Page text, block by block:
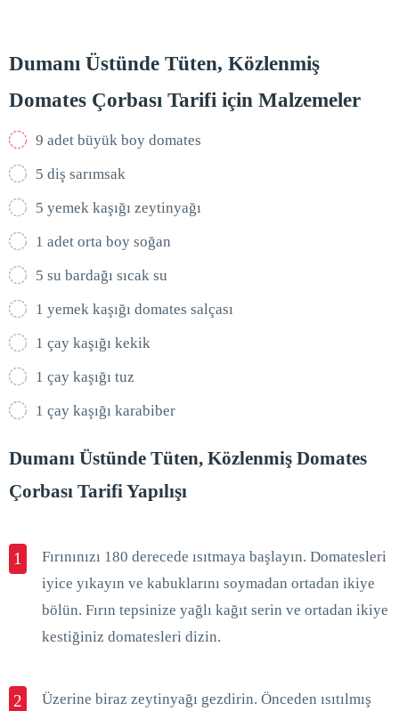
Dumanı Üstünde Tüten, Közlenmiş
Domates Çorbası Tarifi için Malzemeler
9 adet büyük boy domates
5 diş sarımsak
5 yemek kaşığı zeytinyağı
1 adet orta boy soğan
5 su bardağı sıcak su
1 yemek kaşığı domates salçası
1 çay kaşığı kekik
1 çay kaşığı tuz
1 çay kaşığı karabiber
Dumanı Üstünde Tüten, Közlenmiş Domates
Çorbası Tarifi Yapılışı
1
Fırınınızı 180 derecede ısıtmaya başlayın. Domatesleri
iyice yıkayın ve kabuklarını soymadan ortadan ikiye
bölün. Fırın tepsinize yağlı kağıt serin ve ortadan ikiye
kestiğiniz domatesleri dizin.
2 Üzerine biraz zeytinyağı gezdirin. Önceden ısıtılmış